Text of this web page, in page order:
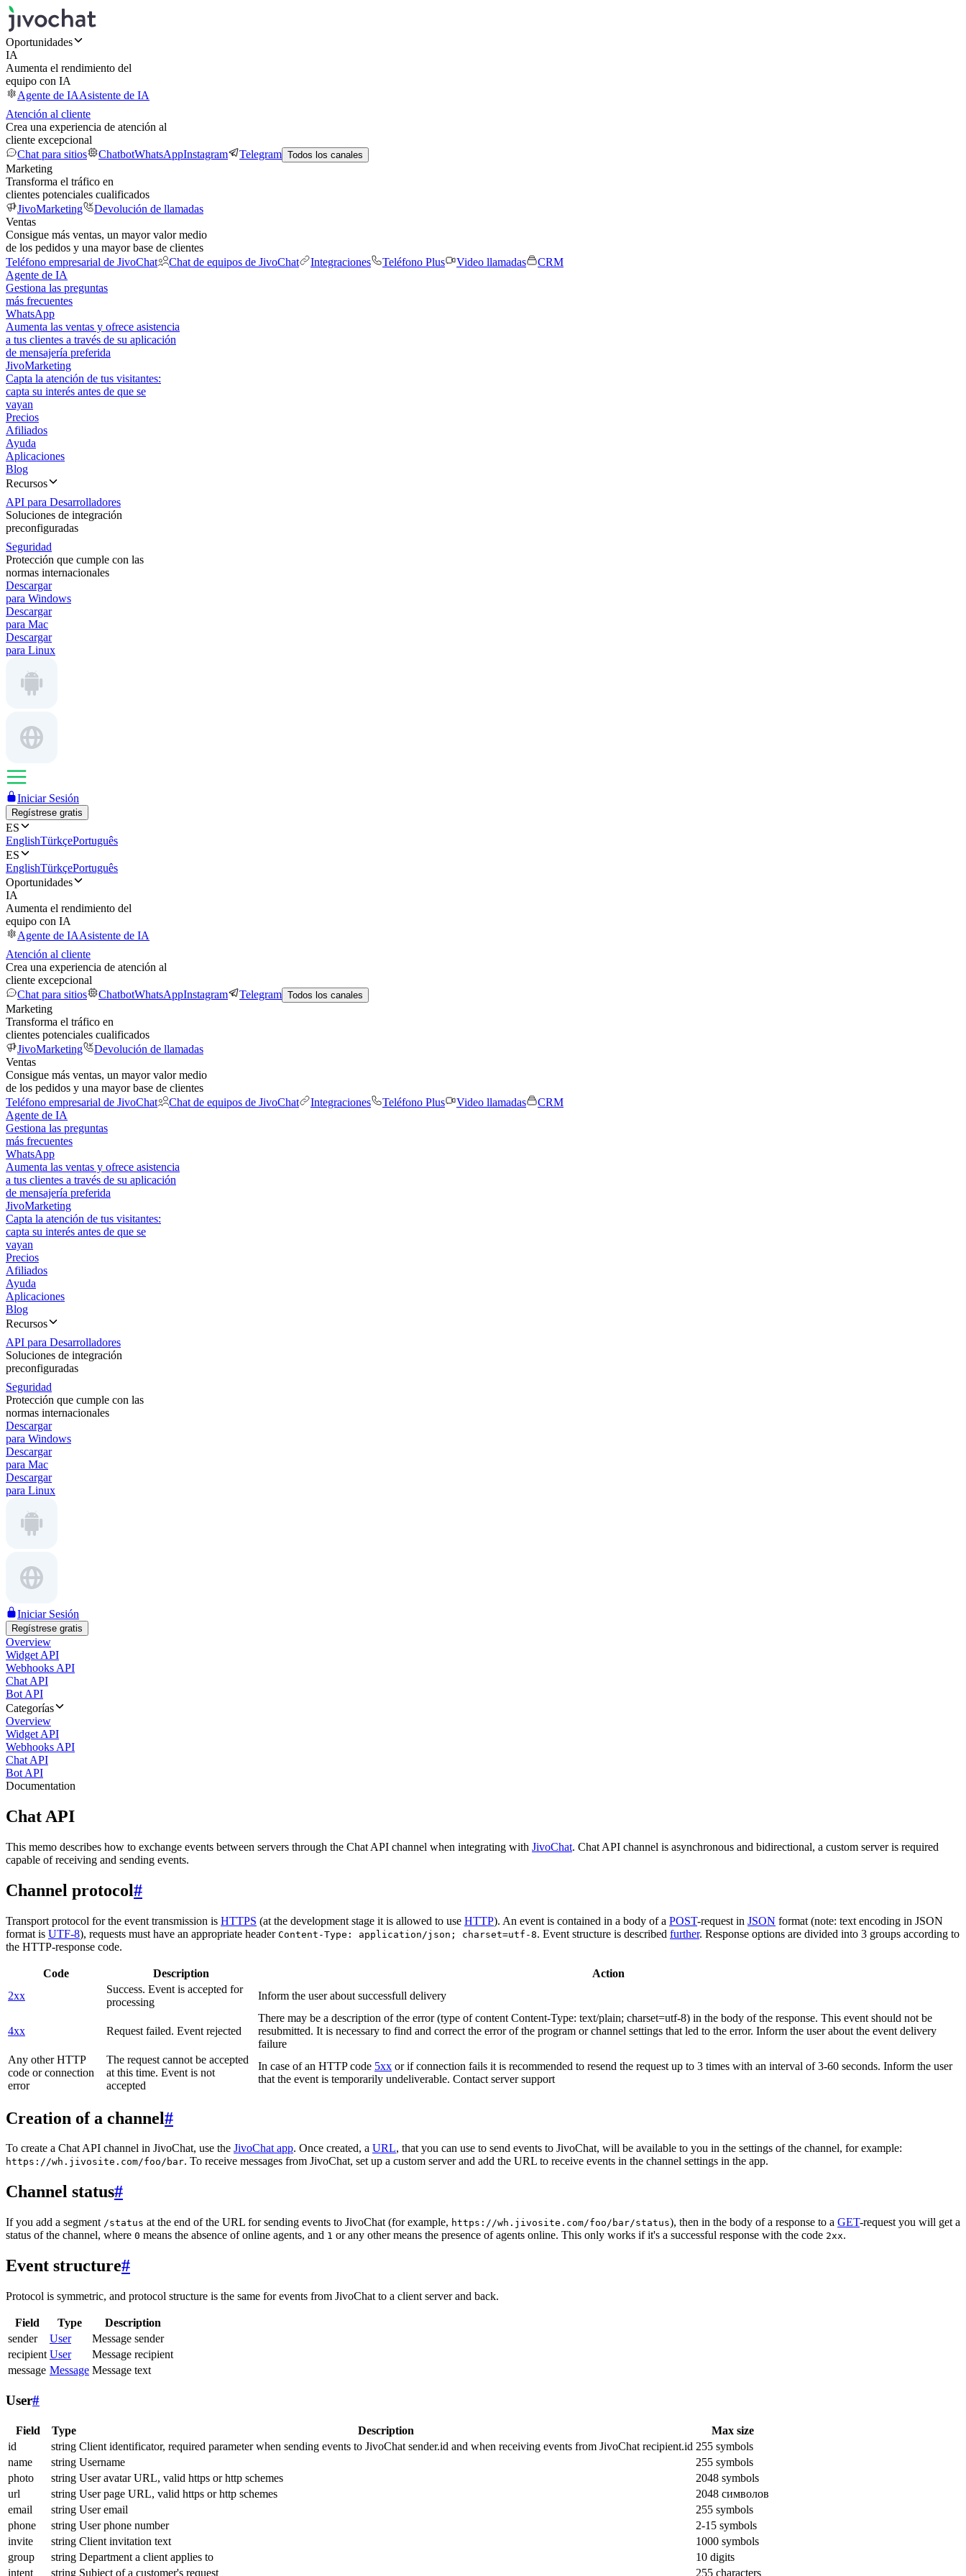
Oportunidades
IA
Aumenta el rendimiento del
equipo con IA
Agente de IAAsistente de IA
Atención al cliente
Crea una experiencia de atención al
cliente excepcional
Chat para sitios
ChatbotWhatsAppInstagram Telegram Todos los canales
Marketing
Transforma el tráfico en
clientes potenciales cualificados
JivoMarketing
Devolución de llamadas
Ventas
Consigue más ventas, un mayor valor medio
de los pedidos y una mayor base de clientes
Teléfono empresarial de JivoChat
Chat de equipos de JivoChat Integraciones Teléfono Plus Video llamadas
CRM
Agente de IA
Gestiona las preguntas
más frecuentes
WhatsApp
Aumenta las ventas y ofrece asistencia
a tus clientes a través de su aplicación
de mensajería preferida
JivoMarketing
Capta la atención de tus visitantes:
capta su interés antes de que se
vayan
Precios
Afiliados
Ayuda
Aplicaciones
Blog
Recursos
API para Desarrolladores
Soluciones de integración
preconfiguradas
Seguridad
Protección que cumple con las
normas internacionales
Descargar
para Windows
Descargar
para Mac
Descargar
para Linux
Iniciar Sesión
Regístrese gratis
ES
EnglishTürkçePortuguês
ES
EnglishTürkçePortuguês
Oportunidades
IA
Aumenta el rendimiento del
equipo con IA
Agente de IAAsistente de IA
Atención al cliente
Crea una experiencia de atención al
cliente excepcional
Chat para sitios
ChatbotWhatsAppInstagram Telegram Todos los canales
Marketing
Transforma el tráfico en
clientes potenciales cualificados
JivoMarketing
Devolución de llamadas
Ventas
Consigue más ventas, un mayor valor medio
de los pedidos y una mayor base de clientes
Teléfono empresarial de JivoChat
Chat de equipos de JivoChat Integraciones Teléfono Plus Video llamadas
CRM
Agente de IA
Gestiona las preguntas
más frecuentes
WhatsApp
Aumenta las ventas y ofrece asistencia
a tus clientes a través de su aplicación
de mensajería preferida
JivoMarketing
Capta la atención de tus visitantes:
capta su interés antes de que se
vayan
Precios
Afiliados
Ayuda
Aplicaciones
Blog
Recursos
API para Desarrolladores
Soluciones de integración
preconfiguradas
Seguridad
Protección que cumple con las
normas internacionales
Descargar
para Windows
Descargar
para Mac
Descargar
para Linux
Iniciar Sesión
Regístrese gratis
Overview
Widget API
Webhooks API
Chat API
Bot API
Categorías
Overview
Widget API
Webhooks API
Chat API
Bot API
Documentation
Chat API
This memo describes how to exchange events between servers through the Chat API channel when integrating with JivoChat. Chat API channel is asynchronous and bidirectional, a custom server is required
capable of receiving and sending events.
Channel protocol#
Transport protocol for the event transmission is HTTPS (at the development stage it is allowed to use HTTP). An event is contained in a body of a POST-request in JSON format (note: text encoding in JSON
format is UTF-8), requests must have an appropriate header Content-Type: application/json; charset=utf-8. Event structure is described further. Response options are divided into 3 groups according to
the HTTP-response code.
Code Description
Action
2xx
Success. Event is accepted for
processing
Inform the user about successfull delivery
4xx Request failed. Event rejected
There may be a description of the error (type of content Content-Type: text/plain; charset=utf-8) in the body of the response. This event should not be
resubmitted. It is necessary to find and correct the error of the program or channel settings that led to the error. Inform the user about the event delivery
failure
Any other HTTP
code or connection
error
The request cannot be accepted
at this time. Event is not
accepted
In case of an HTTP code 5xx or if connection fails it is recommended to resend the request up to 3 times with an interval of 3-60 seconds. Inform the user
that the event is temporarily undeliverable. Contact server support
Creation of a channel#
To create a Chat API channel in JivoChat, use the JivoChat app. Once created, a URL, that you can use to send events to JivoChat, will be available to you in the settings of the channel, for example:
https://wh.jivosite.com/foo/bar. To receive messages from JivoChat, set up a custom server and add the URL to receive events in the channel settings in the app.
Channel status#
If you add a segment /status at the end of the URL for sending events to JivoChat (for example, https://wh.jivosite.com/foo/bar/status), then in the body of a response to a GET-request you will get a
status of the channel, where 0 means the absence of online agents, and 1 or any other means the presence of agents online. This only works if it's a successful response with the code 2xx.
Event structure#
Protocol is symmetric, and protocol structure is the same for events from JivoChat to a client server and back.
Field Type
Description
sender
User
Message sender
recipient User
Message recipient
message Message Message text
User#
Field Type Description
Max size
id
string Client identificator, required parameter when sending events to JivoChat sender.id and when receiving events from JivoChat recipient.id 255 symbols
name
string Username
255 symbols
photo
string User avatar URL, valid https or http schemes
2048 symbols
url
string User page URL, valid https or http schemes
2048 символов
email
string User email
255 symbols
phone
string User phone number
2-15 symbols
invite
string Client invitation text
1000 symbols
group
string Department a client applies to
10 digits
intent
string Subject of a customer's request 255 characters